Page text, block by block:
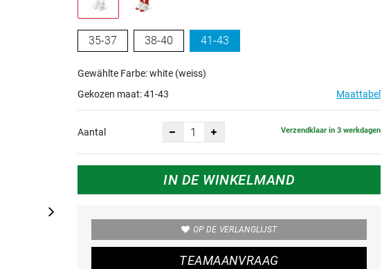
35-37 38-40 41-43
Gewählte Farbe: white (weiss)
Gekozen maat:41-43 Maattabel
Aantal Verzendklaar in 3 werkdagen
IN DE WINKELMAND
OP DE VERLANGLIJST
TEAMAANVRAAG